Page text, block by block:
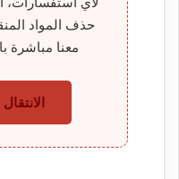
حذف المواد
معنا مباشرة